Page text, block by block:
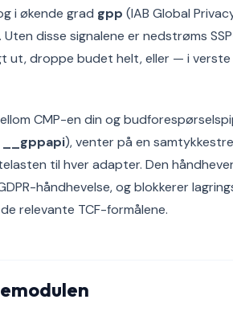
i økende grad gpp (IAB Global
disse signalene er nedstrøms
ut, droppe budet helt, eller — i
CMP-en din og
__gppapi), venter på en
til hver adapter. Den
håndhevelse, og blokkerer
relevante TCF-formålene.